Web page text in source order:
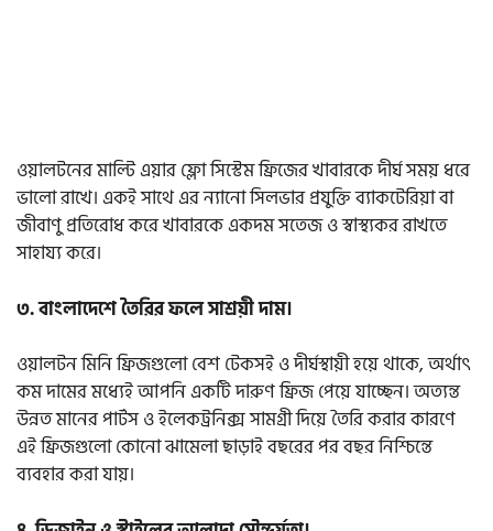
ওয়ালটনের মাল্টি এয়ার ফ্লো সিস্টেম ফ্রিজের খাবারকে দীর্ঘ সময় ধরে
ভালো রাখে। একই সাথে এর ন্যানো সিলভার প্রযুক্তি ব্যাকটেরিয়া বা
জীবাণু প্রতিরোধ করে খাবারকে একদম সতেজ ও স্বাস্থ্যকর রাখতে
সাহায্য করে।
৩. বাংলাদেশে তৈরির ফলে সাশ্রয়ী দাম।
ওয়ালটন মিনি ফ্রিজগুলো বেশ টেকসই ও দীর্ঘস্থায়ী হয়ে থাকে, অর্থাৎ
কম দামের মধ্যেই আপনি একটি দারুণ ফ্রিজ পেয়ে যাচ্ছেন। অত্যন্ত
উন্নত মানের পার্টস ও ইলেকট্রনিক্স সামগ্রী দিয়ে তৈরি করার কারণে
এই ফ্রিজগুলো কোনো ঝামেলা ছাড়াই বছরের পর বছর নিশ্চিন্তে
ব্যবহার করা যায়।